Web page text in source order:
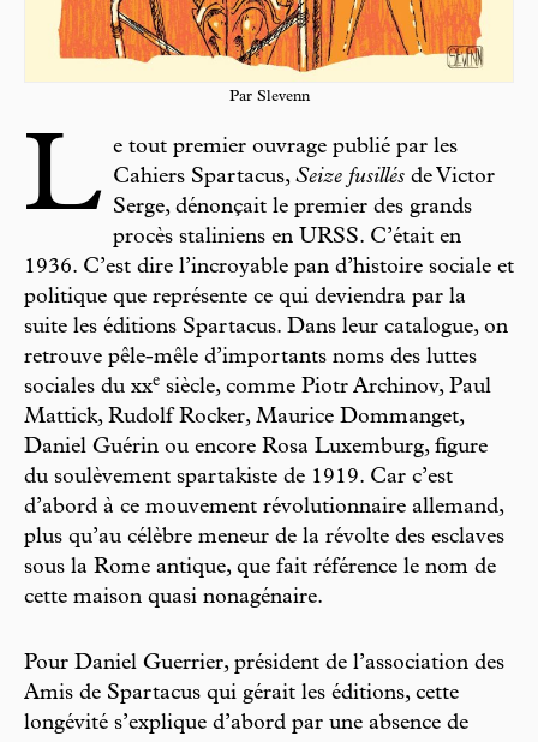
Par Slevenn
L
e tout premier ouvrage publié par les
Cahiers Spartacus, Seize fusillés de Victor
Serge, dénonçait le premier des grands
procès staliniens en URSS. C’était en
1936. C’est dire l’incroyable pan d’histoire sociale et
politique que représente ce qui deviendra par la
suite les éditions Spartacus. Dans leur catalogue, on
retrouve pêle-mêle d’importants noms des luttes
sociales du xxe siècle, comme Piotr Archinov, Paul
Mattick, Rudolf Rocker, Maurice Dommanget,
Daniel Guérin ou encore Rosa Luxemburg, figure
du soulèvement spartakiste de 1919. Car c’est
d’abord à ce mouvement révolutionnaire allemand,
plus qu’au célèbre meneur de la révolte des esclaves
sous la Rome antique, que fait référence le nom de
cette maison quasi nonagénaire.
Pour Daniel Guerrier, président de l’association des
Amis de Spartacus qui gérait les éditions, cette
longévité s’explique d’abord par une absence de